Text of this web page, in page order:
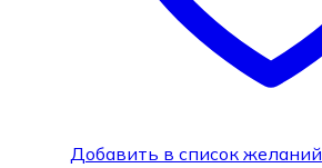
Добавить в список желаний